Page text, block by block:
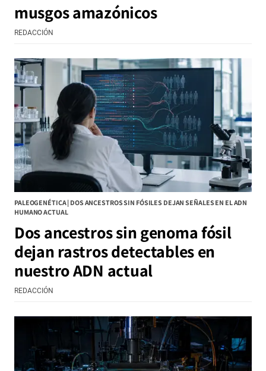
musgos amazónicos
REDACCIÓN
PALEOGENÉTICA | DOS ANCESTROS SIN FÓSILES DEJAN SEÑALES EN EL ADN
HUMANO ACTUAL
Dos ancestros sin genoma fósil
dejan rastros detectables en
nuestro ADN actual
REDACCIÓN